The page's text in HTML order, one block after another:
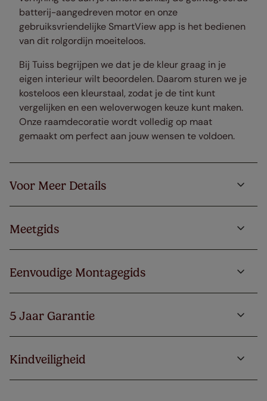
batterij-aangedreven motor en onze
gebruiksvriendelijke SmartView app is het bedienen
van dit rolgordijn moeiteloos.
Bij Tuiss begrijpen we dat je de kleur graag in je
eigen interieur wilt beoordelen. Daarom sturen we je
kosteloos een kleurstaal, zodat je de tint kunt
vergelijken en een weloverwogen keuze kunt maken.
Onze raamdecoratie wordt volledig op maat
gemaakt om perfect aan jouw wensen te voldoen.
Voor Meer Details
Meetgids
Eenvoudige Montagegids
5 Jaar Garantie
Kindveiligheid